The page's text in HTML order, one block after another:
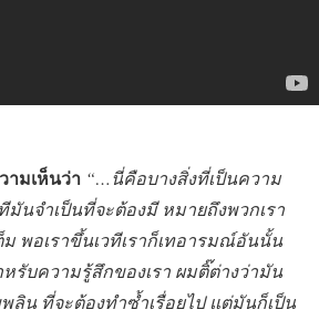
ามเห็นว่า “…นี่คือบางสิ่งที่เป็นความ
มันจำเป็นที่จะต้องมี หมายถึงพวกเรา
ม พอเราขึ้นเวทีเราก็เทอารมณ์อันนั้น
รับความรู้สึกของเรา ผมติ๊ต่างว่ามัน
พลิน ที่จะต้องทำซ้ำเรื่อยไป แต่มันก็เป็น